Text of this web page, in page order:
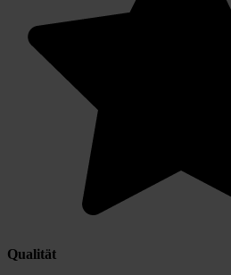
Qualität